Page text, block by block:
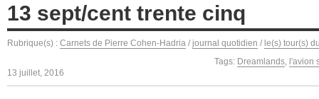
13 sept/cent trente cinq
Rubrique(s) : Carnets de Pierre Cohen-Hadria / journal quotidien / le(s) tour(s)
Tags: Dreamlands, l'avion
13 juillet, 2016